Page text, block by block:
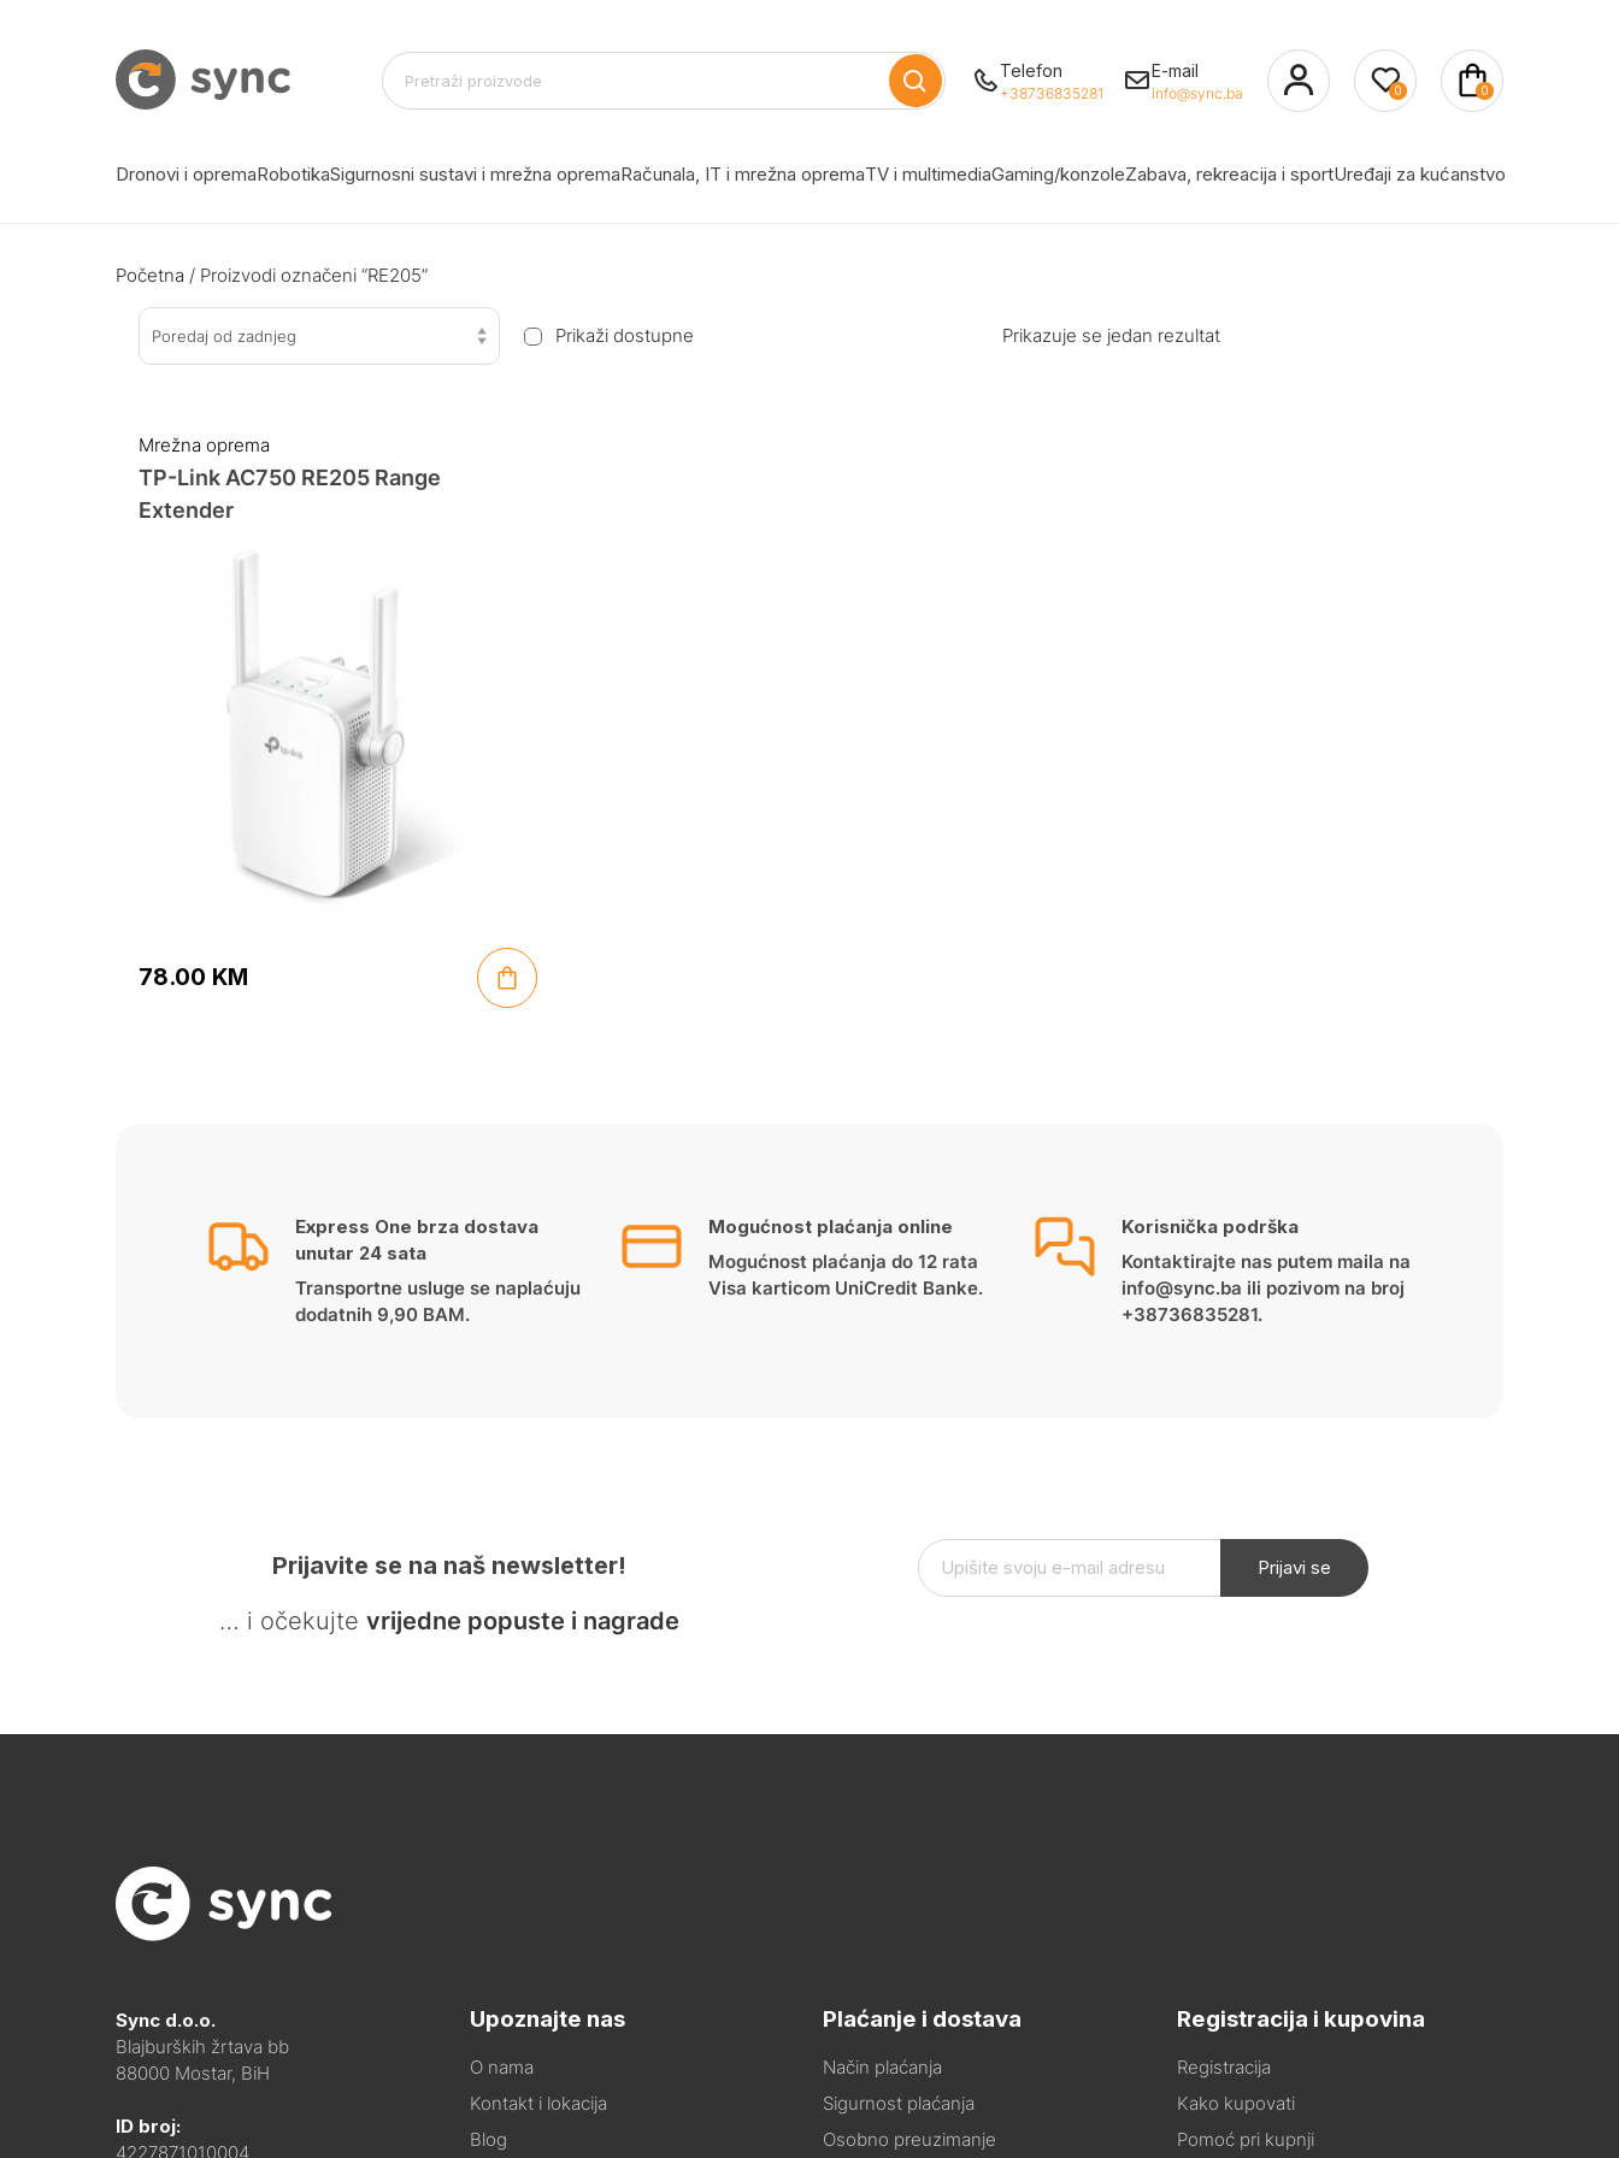
Telefon
+38736835281
E-mail
info@sync.ba 0 0
Dronovi i opremaRobotikaSigurnosni sustavi i mrežna opremaRačunala, IT i mrežna opremaTV i multimediaGaming/konzoleZabava, rekreacija i sportUređaji za kućanstvo
Početna / Proizvodi označeni “RE205”
Poredaj od zadnjeg Prikaži dostupne Prikazuje se jedan rezultat
Mrežna oprema
TP-Link AC750 RE205 Range
Extender
78.00 KM
Express One brza dostava
unutar 24 sata
Transportne usluge se naplaćuju
dodatnih 9,90 BAM.
Mogućnost plaćanja online
Mogućnost plaćanja do 12 rata
Visa karticom UniCredit Banke.
Korisnička podrška
Kontaktirajte nas putem maila na
info@sync.ba ili pozivom na broj
+38736835281.
Prijavite se na naš newsletter!
… i očekujte vrijedne popuste i nagrade
Prijavi se
Sync d.o.o.
Blajburških žrtava bb
88000 Mostar, BiH
ID broj:
4227871010004
Upoznajte nas
O nama
Kontakt i lokacija
Blog
Plaćanje i dostava
Način plaćanja
Sigurnost plaćanja
Osobno preuzimanje
Registracija i kupovina
Registracija
Kako kupovati
Pomoć pri kupnji